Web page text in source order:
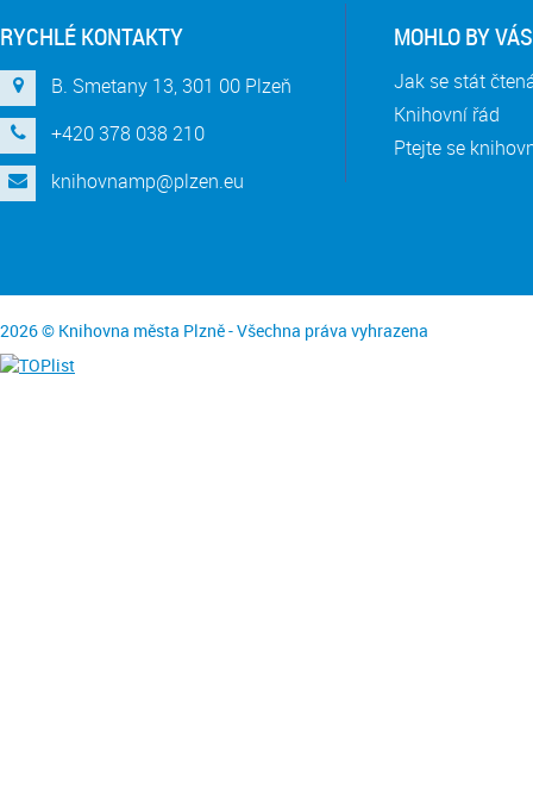
RYCHLÉ KONTAKTY
B. Smetany 13, 301 00 Plzeň
+420 378 038 210
knihovnamp@plzen.eu
MOHLO BY
Jak se stát
Knihovní řád
Ptejte se
2026 © Knihovna města Plzně - Všechna práva vyhrazena